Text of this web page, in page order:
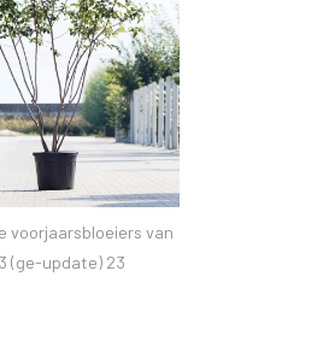
voorjaarsbloeiers van
(ge-update) 23